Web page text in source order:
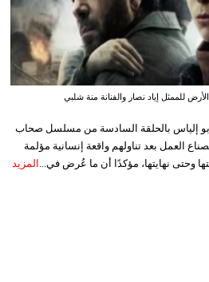
للممثل إياد نصار والفنانة منة شلبي
إلياس بالحلقة السادسة من مسلسل صحاب
العمل بعد تناولهم واقعة إنسانية مؤلمة
وحتى نهايتها، مؤكدًا أن ما عُرض في... المزيد